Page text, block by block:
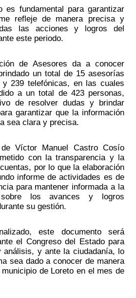
es fundamental para garantizar
refleje de manera precisa y
las acciones y logros del
este periodo.
de Asesores da a conocer
un total de 15 asesorías
y 239 telefónicas, en las cuales
a un total de 423 personas,
de resolver dudas y brindar
garantizar que la información
sea clara y precisa.
Víctor Manuel Castro Cosío
con la transparencia y la
por lo que la elaboración
informe de actividades es de
para mantener informada a la
sobre los avances y logros
su gestión.
este documento será
el Congreso del Estado para
análisis, y ante la ciudadanía, lo
sea dado a conocer de manera
de Loreto en el mes de